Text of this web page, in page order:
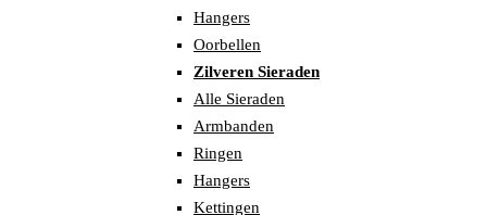
Hangers
Oorbellen
Zilveren Sieraden
Alle Sieraden
Armbanden
Ringen
Hangers
Kettingen